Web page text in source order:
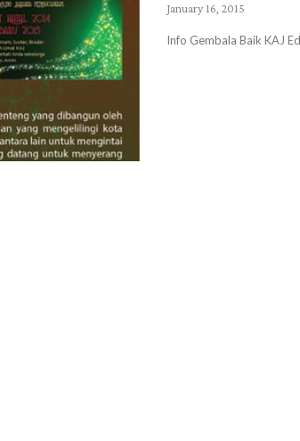
January 16, 2015
Info Gembala Baik KAJ